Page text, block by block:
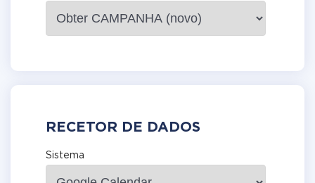
RECETOR DE DADOS
Sistema